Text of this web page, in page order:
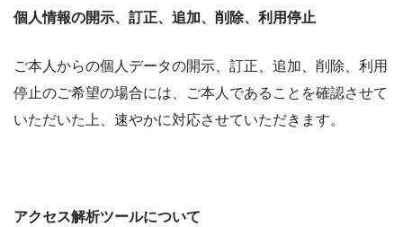
個人情報の開示、訂正、追加、削除、利用停止
ご本人からの個人データの開示、訂正、追加、削除、利用
停止のご希望の場合には、ご本人であることを確認させて
いただいた上、速やかに対応させていただきます。
アクセス解析ツールについて